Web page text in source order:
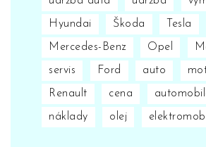
Hyundai Škoda Tesla
Mercedes-Benz Opel
servis Ford auto
Renault cena
náklady olej